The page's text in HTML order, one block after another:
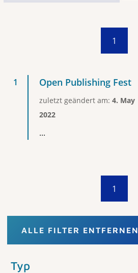
1
Open Publishing Fest
zuletzt geändert am: 4. May
2022
...
1
ALLE FILTER ENTFERNEN
Typ